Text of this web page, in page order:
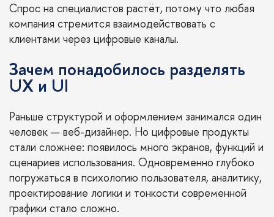
Спрос на специалистов растёт, потому что любая
компания стремится взаимодействовать с
клиентами через цифровые каналы.
Зачем понадобилось разделять
UX и UI
Раньше структурой и оформлением занимался один
человек — веб-дизайнер. Но цифровые продукты
стали сложнее: появилось много экранов, функций и
сценариев использования. Одновременно глубоко
погружаться в психологию пользователя, аналитику,
проектирование логики и тонкости современной
графики стало сложно.